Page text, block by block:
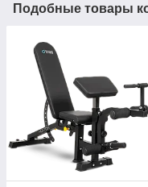
Подобные товары